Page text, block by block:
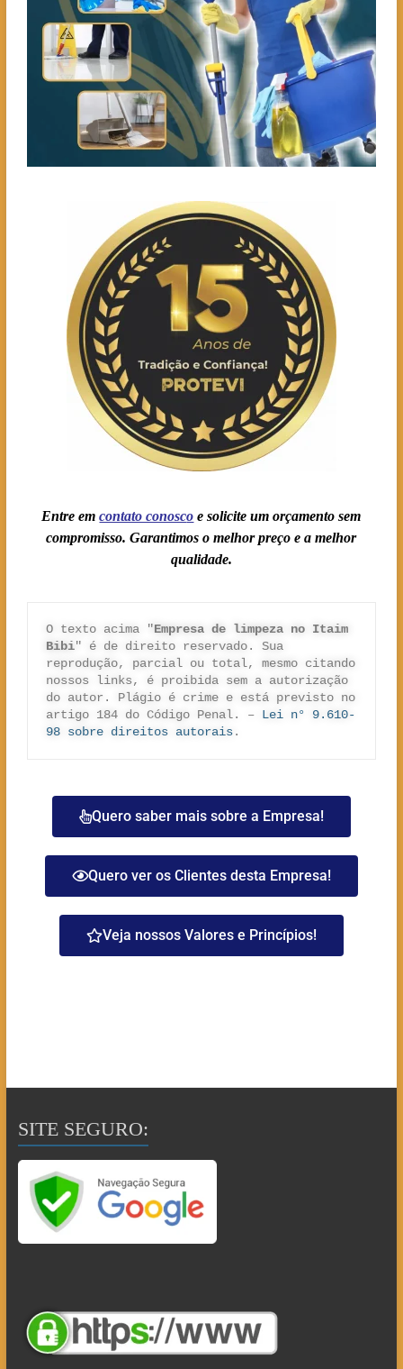
Entre emcontato conosco e solicite um orçamento sem
compromisso. Garantimos o melhor preço e a melhor
qualidade.
O texto acima "Empresa de limpeza no Itaim
Bibi" é de direito reservado. Sua
reprodução, parcial ou total, mesmo citando
nossos links, é proibida sem a autorização
do autor. Plágio é crime e está previsto no
artigo 184 do Código Penal. – Lei n° 9.610-
98 sobre direitos autorais.
Quero saber mais sobre a Empresa!
Quero ver os Clientes desta Empresa!
Veja nossos Valores e Princípios!
SITE SEGURO: